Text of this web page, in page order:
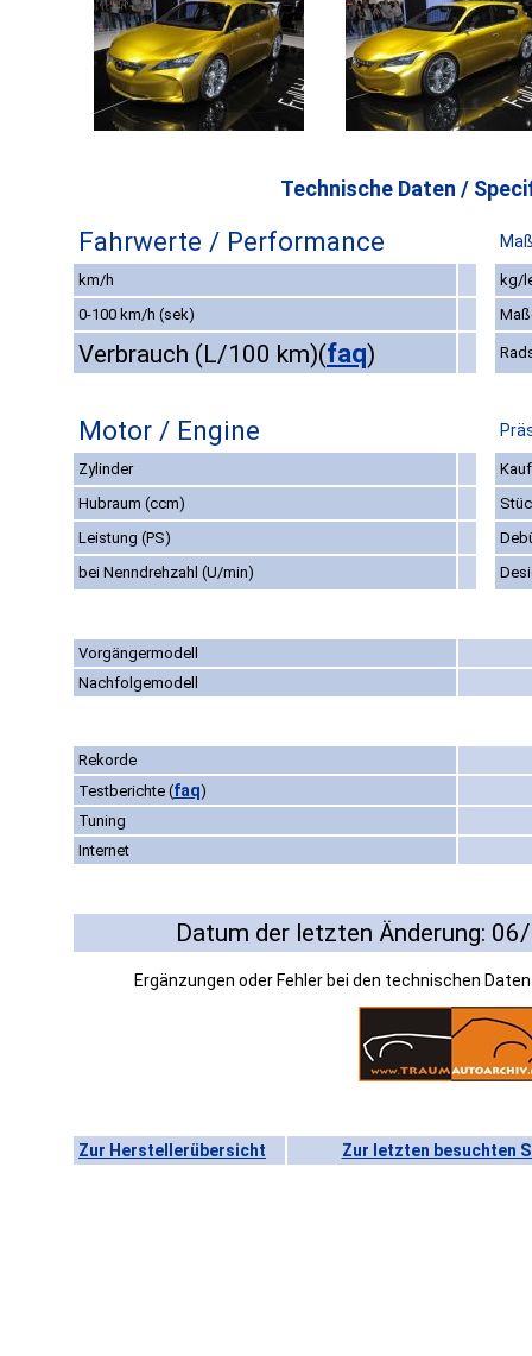
Technische Daten /
Fahrwerte / Performance
km/h
kg/
0-100 km/h (sek)
Verbrauch (L/100 km)(faq)
Motor / Engine
Zylinder
Hubraum (ccm)
Leistung (PS)
bei Nenndrehzahl (U/min)
Vorgängermodell
Nachfolgemodell
Rekorde
Testberichte (faq)
Tuning
Internet
Datum der letzten Änderung:
Ergänzungen oder Fehler bei den technischen
Zur Herstellerübersicht Zur letzten besuchten